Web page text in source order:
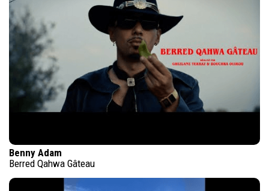
Benny Adam
Berred Qahwa Gâteau